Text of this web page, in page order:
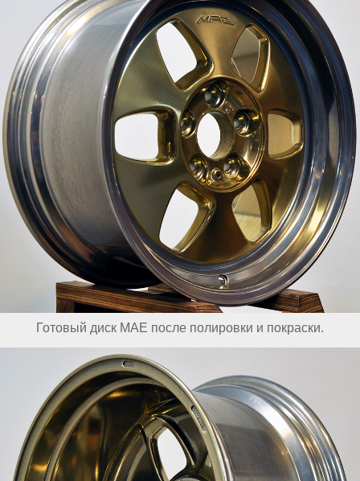
Готовый диск MAE после полировки и покраски.